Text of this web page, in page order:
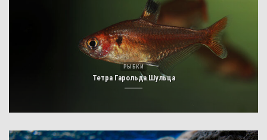
РЫБКИ
Тетра Гарольда Шульца